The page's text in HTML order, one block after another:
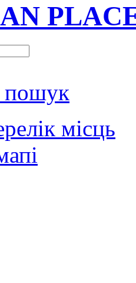
пошук
місць